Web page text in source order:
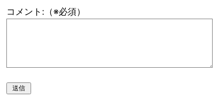
コメント:（※必須）